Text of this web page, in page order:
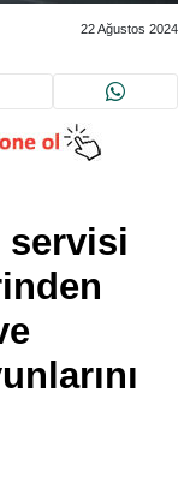
22 Ağustos 2024
servisi